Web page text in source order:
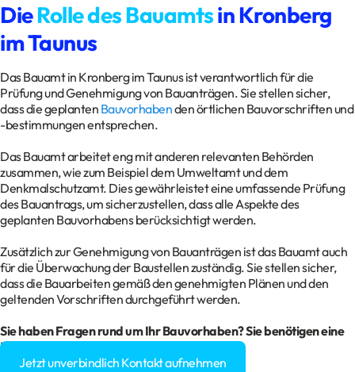
DieRolle des Bauamtsin Kronberg
im Taunus
Das Bauamt in Kronberg im Taunus ist verantwortlich für die
Prüfung und Genehmigung von Bauanträgen. Sie stellen sicher,
dass die geplanten Bauvorhabenden örtlichen Bauvorschriften und
-bestimmungen entsprechen.
Das Bauamt arbeitet eng mit anderen relevanten Behörden
zusammen, wie zum Beispiel dem Umweltamt und dem
Denkmalschutzamt. Dies gewährleistet eine umfassende Prüfung
des Bauantrags, um sicherzustellen, dass alle Aspekte des
geplanten Bauvorhabens berücksichtigt werden.
Zusätzlich zur Genehmigung von Bauanträgen ist das Bauamt auch
für die Überwachung der Baustellen zuständig. Sie stellen sicher,
dass die Bauarbeiten gemäß den genehmigten Plänen und den
geltenden Vorschriften durchgeführt werden.
Sie haben Fragen rund um IhrBauvorhaben? Sie benötigen eine
Baugenehmigung?
Jetzt unverbindlich Kontakt aufnehmen